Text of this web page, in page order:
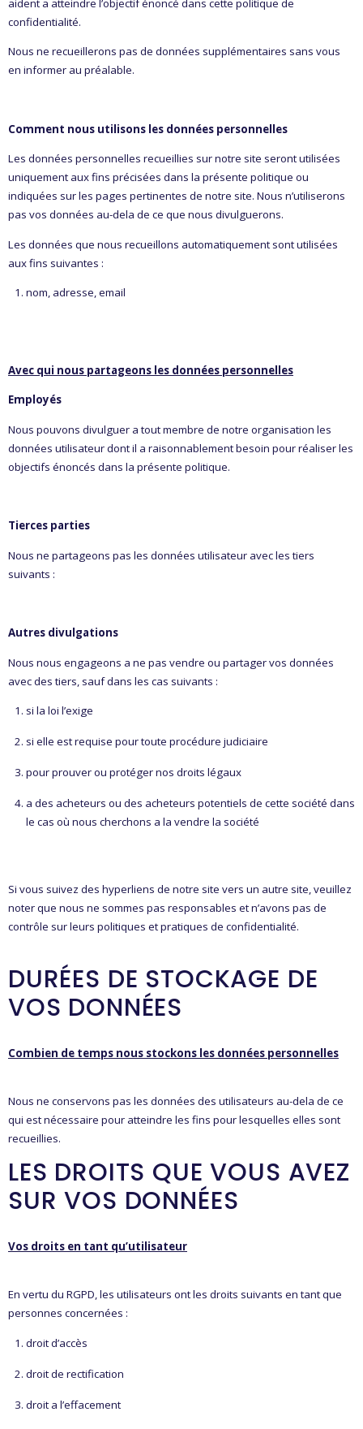
aident a atteindre l’objectif énoncé dans cette politique de
confidentialité.
Nous ne recueillerons pas de données supplémentaires sans vous
en informer au préalable.
Comment nous utilisons les données personnelles
Les données personnelles recueillies sur notre site seront utilisées
uniquement aux fins précisées dans la présente politique ou
indiquées sur les pages pertinentes de notre site. Nous n’utiliserons
pas vos données au-dela de ce que nous divulguerons.
Les données que nous recueillons automatiquement sont utilisées
aux fins suivantes :
nom, adresse, email
Avec qui nous partageons les données personnelles
Employés
Nous pouvons divulguer a tout membre de notre organisation les
données utilisateur dont il a raisonnablement besoin pour réaliser les
objectifs énoncés dans la présente politique.
Tierces parties
Nous ne partageons pas les données utilisateur avec les tiers
suivants :
Autres divulgations
Nous nous engageons a ne pas vendre ou partager vos données
avec des tiers, sauf dans les cas suivants :
si la loi l’exige
si elle est requise pour toute procédure judiciaire
pour prouver ou protéger nos droits légaux
a des acheteurs ou des acheteurs potentiels de cette société dans
le cas où nous cherchons a la vendre la société
Si vous suivez des hyperliens de notre site vers un autre site, veuillez
noter que nous ne sommes pas responsables et n’avons pas de
contrôle sur leurs politiques et pratiques de confidentialité.
DURÉES DE STOCKAGE DE
VOS DONNÉES
Combien de temps nous stockons les données personnelles
Nous ne conservons pas les données des utilisateurs au-dela de ce
qui est nécessaire pour atteindre les fins pour lesquelles elles sont
recueillies.
LES DROITS QUE VOUS AVEZ
SUR VOS DONNÉES
Vos droits en tant qu’utilisateur
En vertu du RGPD, les utilisateurs ont les droits suivants en tant que
personnes concernées :
droit d’accès
droit de rectification
droit a l’effacement